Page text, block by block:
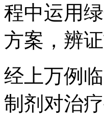
程中运用
方案，辨证
经上万例
制剂对治